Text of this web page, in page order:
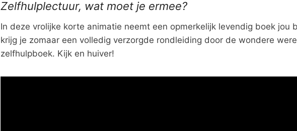
Zelfhulplectuur, wat moet je ermee?
In deze vrolijke korte animatie neemt een opmerkelijk levendig boek jou
krijg je zomaar een volledig verzorgde rondleiding door de wondere
zelfhulpboek. Kijk en huiver!